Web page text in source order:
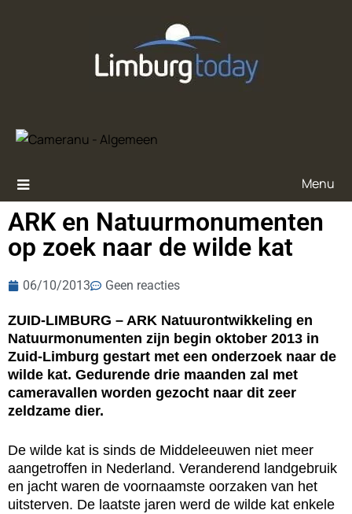
Menu
ARK en Natuurmonumenten
op zoek naar de wilde kat
06/10/2013 Geen reacties
ZUID-LIMBURG – ARK Natuurontwikkeling en
Natuurmonumenten zijn begin oktober 2013 in
Zuid-Limburg gestart met een onderzoek naar de
wilde kat. Gedurende drie maanden zal met
cameravallen worden gezocht naar dit zeer
zeldzame dier.
De wilde kat is sinds de Middeleeuwen niet meer
aangetroffen in Nederland. Veranderend landgebruik
en jacht waren de voornaamste oorzaken van het
uitsterven. De laatste jaren werd de wilde kat enkele